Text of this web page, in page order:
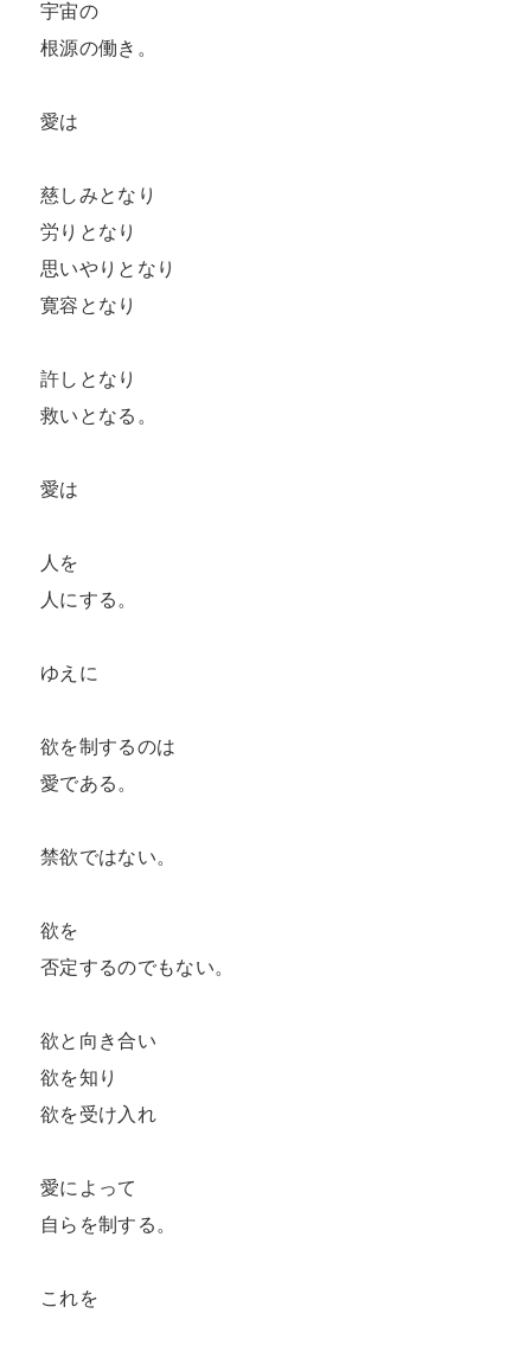
宇宙の
根源の働き。
愛は
慈しみとなり
労りとなり
思いやりとなり
寛容となり
許しとなり
救いとなる。
愛は
人を
人にする。
ゆえに
欲を制するのは
愛である。
禁欲ではない。
欲を
否定するのでもない。
欲と向き合い
欲を知り
欲を受け入れ
愛によって
自らを制する。
これを